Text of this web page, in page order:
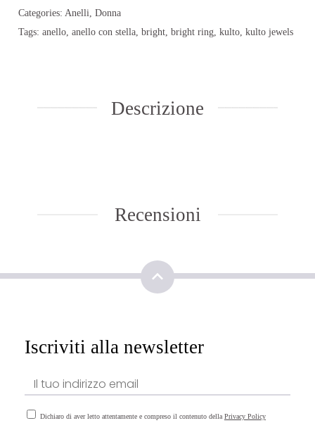
Categories: Anelli ,Donna
Tags:anello ,anello con stella ,bright ,bright ring ,kulto ,kulto jewels
Descrizione
Recensioni
Iscriviti alla newsletter
Dichiaro di aver letto attentamente e compreso il contenuto della Privacy Policy